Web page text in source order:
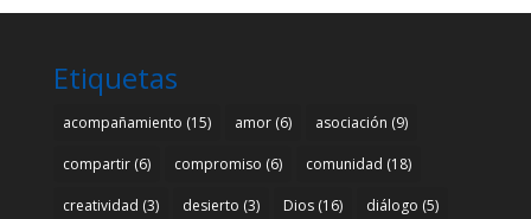
Etiquetas
acompañamiento (15) amor(6) asociación (9)
compartir(6) compromiso (6) comunidad (18)
creatividad (3) desierto (3) Dios(16) diálogo (5)